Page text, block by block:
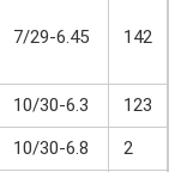
7/29-6.45 142
10/30-6.3
123
10/30-6.8
2